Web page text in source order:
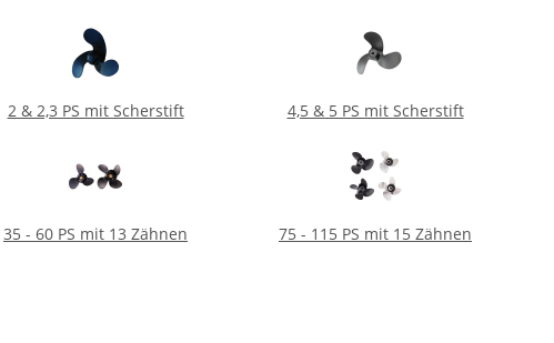
2 & 2,3 PS mit Scherstift 4,5 & 5 PS mit Scherstift
35 - 60 PS mit 13 Zähnen 75 - 115 PS mit 15 Zähnen